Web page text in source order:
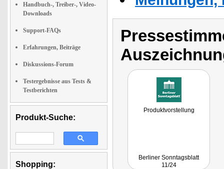
Handbuch-, Treiber-, Video-
Downloads
Support-FAQs
Erfahrungen, Beiträge
Diskussions-Forum
Testergebnisse aus Tests &
Testberichten
Produkt-Suche:
Shopping:
Produktvorstellung
Berliner Sonntagsblatt
11/24